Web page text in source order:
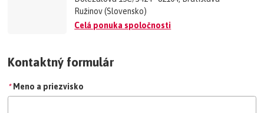
Ružinov (Slovensko)
Celá ponuka spoločnosti
Kontaktný formulár
* Meno a priezvisko